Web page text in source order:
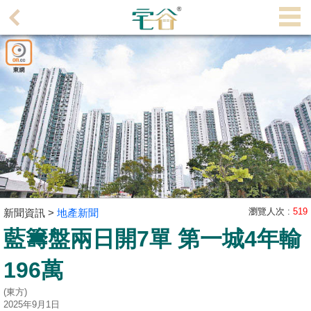
理
主
頁
搵
樓/
成
交
業
主
放
盤
宅
谷
新聞資訊 > 地產新聞 瀏覽人次 : 519
藍籌盤兩日開7單 第一城4年輸
196萬
(東方)
2025年9月1日